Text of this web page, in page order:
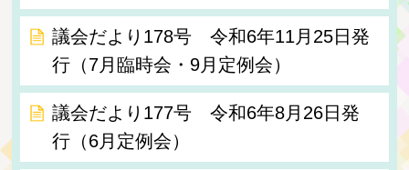
議会だより178号 令和6年11月25日発
行（7月臨時会・9月定例会）
議会だより177号 令和6年8月26日発
行（6月定例会）